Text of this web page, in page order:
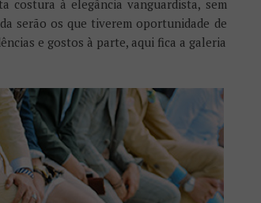
costura à elegância vanguardista, sem
serão os que tiverem oportunidade de
e gostos à parte, aqui fica a galeria